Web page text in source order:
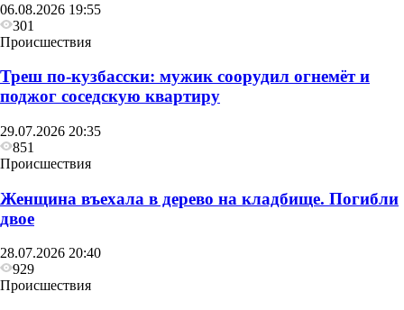
06.08.2026 19:55
301
Происшествия
Треш по-кузбасски: мужик соорудил огнемёт и
поджог соседскую квартиру
29.07.2026 20:35
851
Происшествия
Женщина въехала в дерево на кладбище. Погибли
двое
28.07.2026 20:40
929
Происшествия